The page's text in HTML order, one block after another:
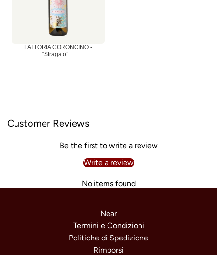
FATTORIA CORONCINO -
“Stragaio” ...
Customer Reviews
Be the first to write a review
Write a review
No items found
Near
Termini e Condizioni
Politiche di Spedizione
Rimborsi